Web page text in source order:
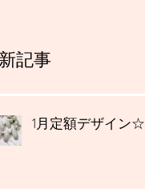
記事
1月定額デザイン☆